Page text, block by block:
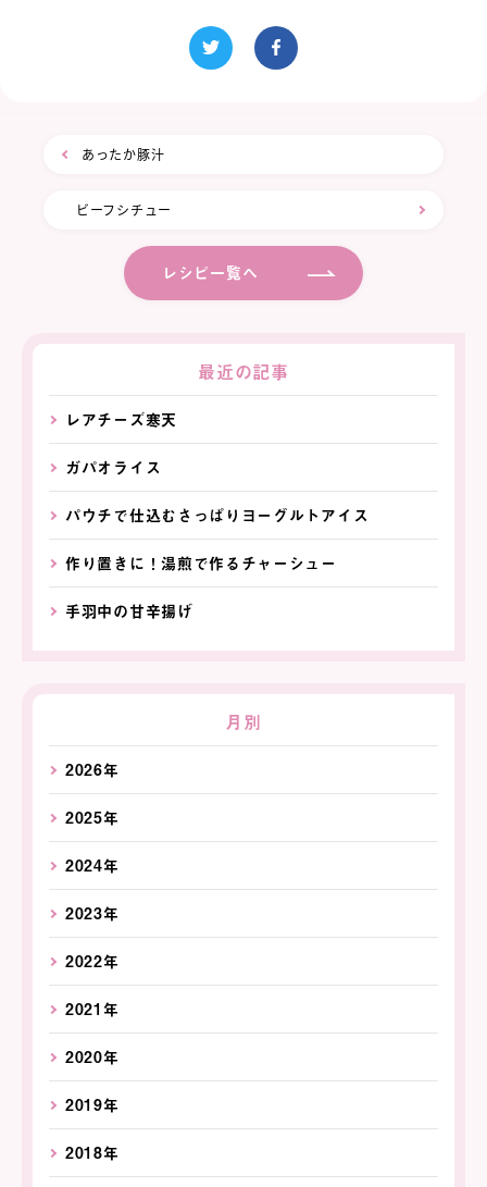
あったか豚汁
ビーフシチュー
レシピ一覧へ
最近の記事
レアチーズ寒天
ガパオライス
パウチで仕込むさっぱりヨーグルトアイス
作り置きに！湯煎で作るチャーシュー
手羽中の甘辛揚げ
月別
2026年
2025年
2024年
2023年
2022年
2021年
2020年
2019年
2018年